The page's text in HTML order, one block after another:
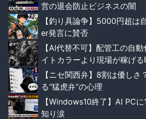
営の退会防止ビジネスの闇
【釣り具論争】5000円超は
er発言に賛否
【AI代替不可】配管工の自
イトカラーより現場が稼げる
【ニセ関西弁】8割は優しさ
る“猛虎弁”の心理
【Windows10終了】AI PC
知り涙